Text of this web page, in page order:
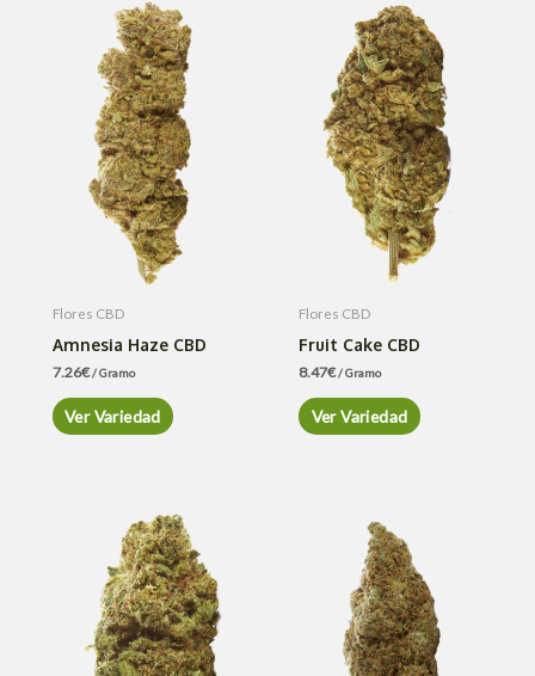
Flores CBD
Amnesia Haze CBD
7.26€/ Gramo
Ver Variedad
Flores CBD
Fruit Cake CBD
8.47€/ Gramo
Ver Variedad